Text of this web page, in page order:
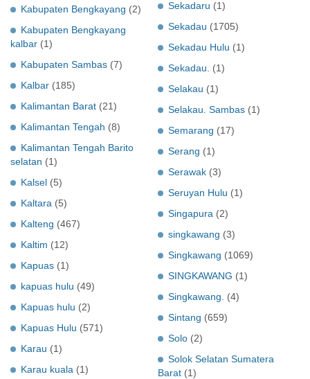
Kabupaten Bengkayang (2)
Kabupaten Bengkayang
kalbar (1)
Kabupaten Sambas (7)
Kalbar (185)
Kalimantan Barat (21)
Kalimantan Tengah (8)
Kalimantan Tengah Barito
selatan (1)
Kalsel (5)
Kaltara (5)
Kalteng (467)
Kaltim (12)
Kapuas (1)
kapuas hulu (49)
Kapuas hulu (2)
Kapuas Hulu (571)
Karau (1)
Karau kuala (1)
Sekadaru (1)
Sekadau (1705)
Sekadau Hulu (1)
Sekadau.
(1)
Selakau (1)
Selakau. Sambas (1)
Semarang (17)
Serang (1)
Serawak (3)
Seruyan Hulu (1)
Singapura (2)
singkawang (3)
Singkawang (1069)
SINGKAWANG (1)
Singkawang.
(4)
Sintang (659)
Solo (2)
Solok Selatan Sumatera
Barat (1)